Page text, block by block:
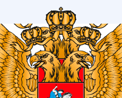
(типовой)
Русский / 21
81